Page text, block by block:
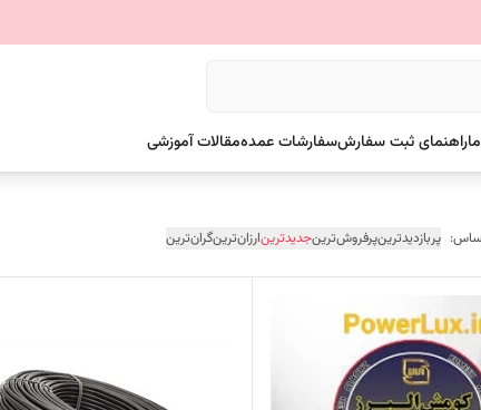
راهنمای ثبت سفارشسفارشات عمدهمقالات آموزشی
پربازدیدترینپرفروش‌ترینجدیدترینارزان‌ترینگران‌ترین